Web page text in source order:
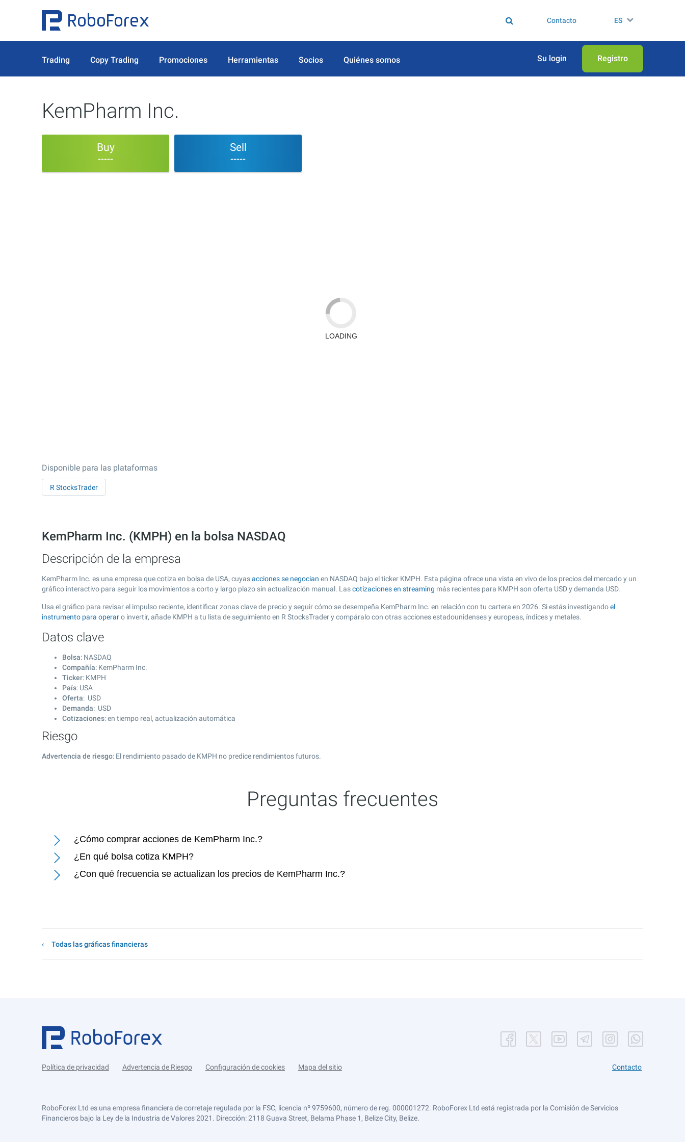
Contacto ES
Trading Copy Trading Promociones Herramientas Socios Quiénes somos Su login Registro
KemPharm Inc.
Buy
-----
Sell
-----
Disponible para las plataformas
R StocksTrader
KemPharm Inc. (KMPH) en la bolsa NASDAQ
Descripción de la empresa
KemPharm Inc. es una empresa que cotiza en bolsa de USA, cuyasacciones se negocian en NASDAQ bajo el ticker KMPH. Esta página ofrece una vista en vivo de los precios del mercado y un
gráfico interactivo para seguir los movimientos a corto y largo plazo sin actualización manual. Lascotizaciones en streaming más recientes para KMPH son oferta USD y demanda USD.
Usa el gráfico para revisar el impulso reciente, identificar zonas clave de precio y seguir cómo se desempeña KemPharm Inc. en relación con tu cartera en 2026. Si estás investigandoel
instrumento para operaro invertir, añade KMPH a tu lista de seguimiento en R StocksTrader y compáralo con otras acciones estadounidenses y europeas, índices y metales.
Datos clave
Bolsa: NASDAQ
Compañía: KemPharm Inc.
Ticker: KMPH
País: USA
Oferta: USD
Demanda: USD
Cotizaciones: en tiempo real, actualización automática
Riesgo
Advertencia de riesgo: El rendimiento pasado de KMPH no predice rendimientos futuros.
Preguntas frecuentes
¿Cómo comprar acciones de KemPharm Inc.?
¿En qué bolsa cotiza KMPH?
¿Con qué frecuencia se actualizan los precios de KemPharm Inc.?
Todas las gráficas financieras
Política de privacidad Advertencia de Riesgo Configuración de cookies Mapa del sitio Contacto
RoboForex Ltd es una empresa financiera de corretaje regulada por la FSC, licencia nº 9759600, número de reg. 000001272. RoboForex Ltd está registrada por la Comisión de Servicios
Financieros bajo la Ley de la Industria de Valores 2021. Dirección: 2118 Guava Street, Belama Phase 1, Belize City, Belize.